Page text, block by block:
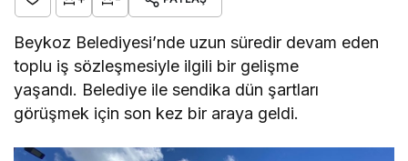
Beykoz Belediyesi’nde uzun süredir devam eden
toplu iş sözleşmesiyle ilgili bir gelişme
yaşandı. Belediye ile sendika dün şartları
görüşmek için son kez bir araya geldi.